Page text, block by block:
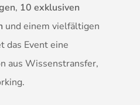
, 10 exklusiven
und einem vielfältigen
das Event eine
aus Wissenstransfer,